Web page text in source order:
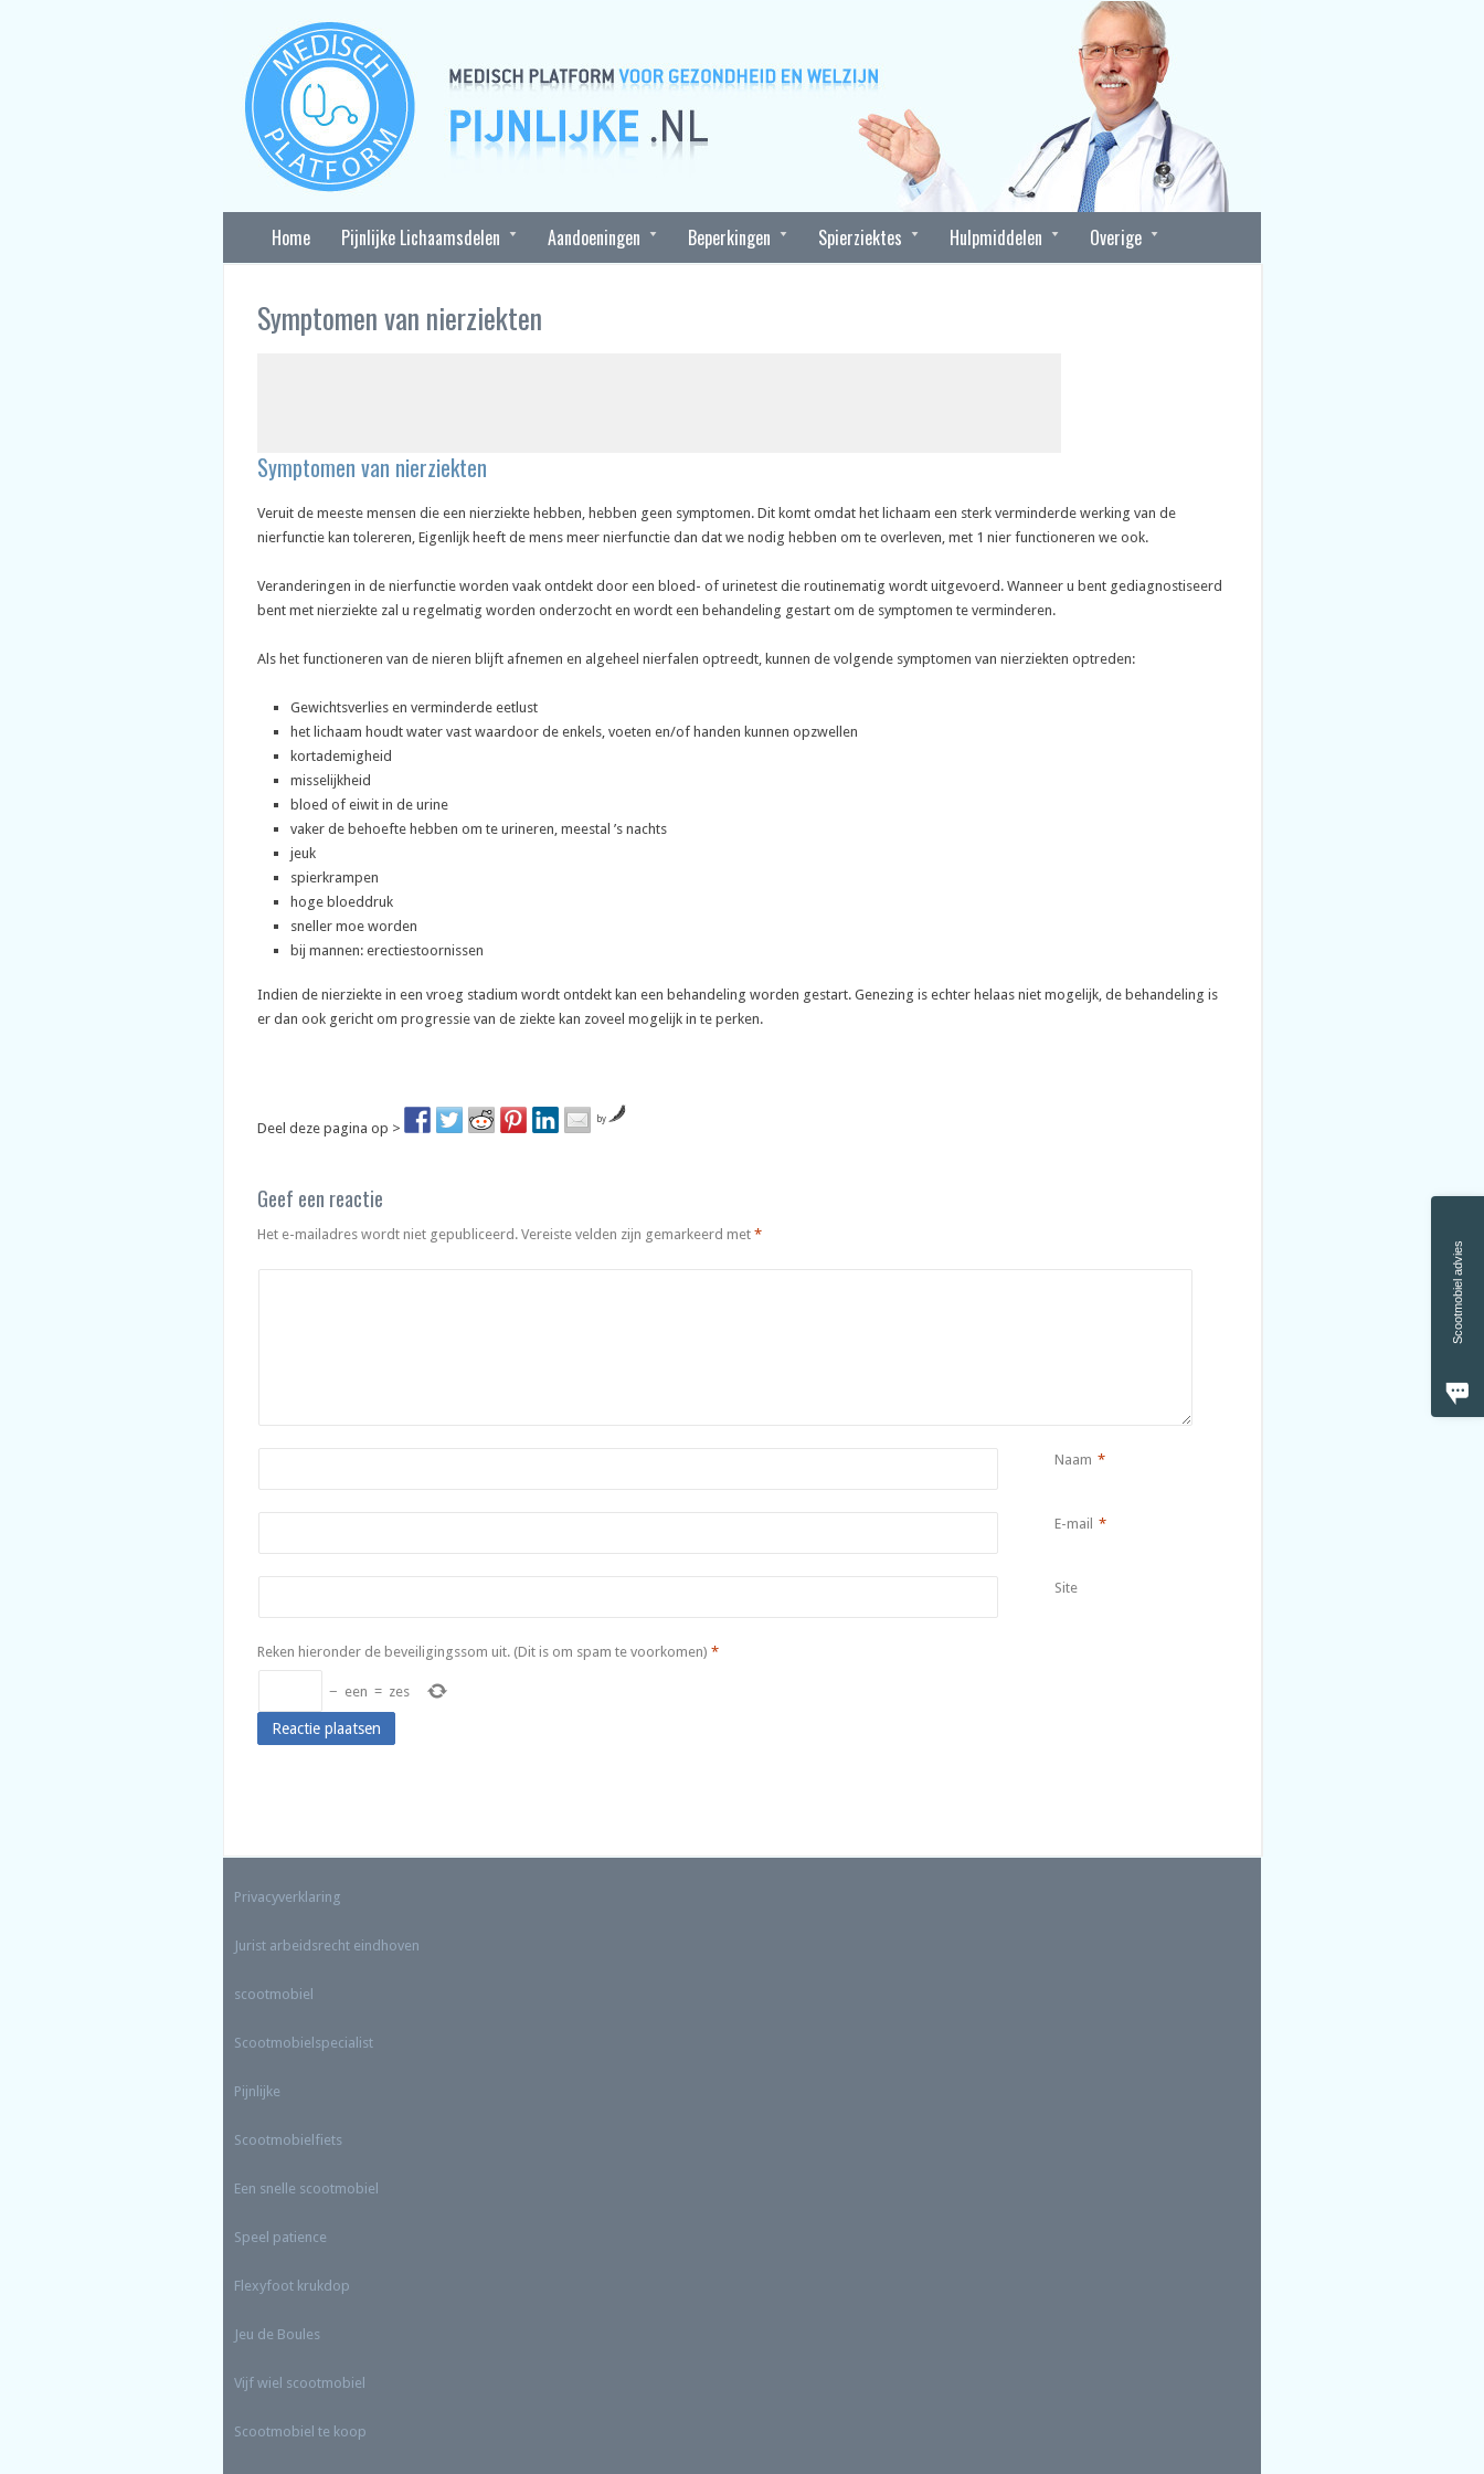
Scootmobiel advies
Home Pijnlijke Lichaamsdelen Aandoeningen Beperkingen Spierziektes Hulpmiddelen Overige
Symptomen van nierziekten
Symptomen van nierziekten
Veruit de meeste mensen die een nierziekte hebben, hebben geen symptomen. Dit komt omdat het lichaam een sterk verminderde werking van de
nierfunctie kan tolereren, Eigenlijk heeft de mens meer nierfunctie dan dat we nodig hebben om te overleven, met 1 nier functioneren we ook.
Veranderingen in de nierfunctie worden vaak ontdekt door een bloed- of urinetest die routinematig wordt uitgevoerd. Wanneer u bent gediagnostiseerd
bent met nierziekte zal u regelmatig worden onderzocht en wordt een behandeling gestart om de symptomen te verminderen.
Als het functioneren van de nieren blijft afnemen en algeheel nierfalen optreedt, kunnen de volgende symptomen van nierziekten optreden:
Gewichtsverlies en verminderde eetlust
het lichaam houdt water vast waardoor de enkels, voeten en/of handen kunnen opzwellen
kortademigheid
misselijkheid
bloed of eiwit in de urine
vaker de behoefte hebben om te urineren, meestal ’s nachts
jeuk
spierkrampen
hoge bloeddruk
sneller moe worden
bij mannen: erectiestoornissen
Indien de nierziekte in een vroeg stadium wordt ontdekt kan een behandeling worden gestart. Genezing is echter helaas niet mogelijk, de behandeling is
er dan ook gericht om progressie van de ziekte kan zoveel mogelijk in te perken.
Deel deze pagina op >
by
Geef een reactie
Het e-mailadres wordt niet gepubliceerd. Vereiste velden zijn gemarkeerd met *
Naam *
E-mail *
Site
Reken hieronder de beveiligingssom uit. (Dit is om spam te voorkomen) *
− een = zes
Privacyverklaring
Jurist arbeidsrecht eindhoven
scootmobiel
Scootmobielspecialist
Pijnlijke
Scootmobielfiets
Een snelle scootmobiel
Speel patience
Flexyfoot krukdop
Jeu de Boules
Vijf wiel scootmobiel
Scootmobiel te koop